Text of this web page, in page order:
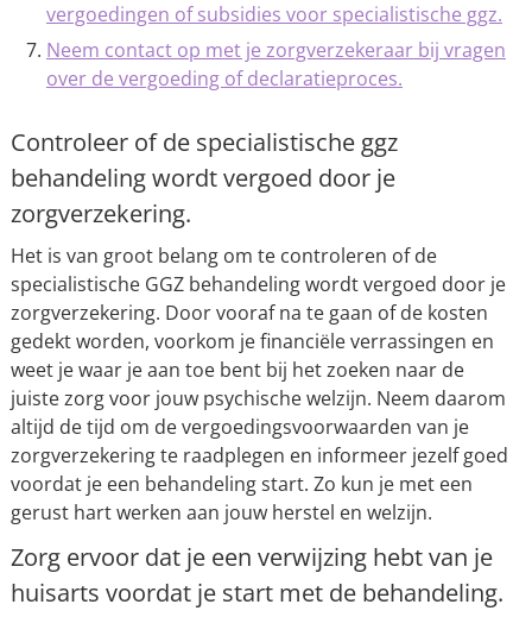
vergoedingen of subsidies voor specialistische ggz.
Neem contact op met je zorgverzekeraar bij vragen
over de vergoeding of declaratieproces.
Controleer of de specialistische ggz
behandeling wordt vergoed door je
zorgverzekering.
Het is van groot belang om te controleren of de
specialistische GGZ behandeling wordt vergoed door je
zorgverzekering. Door vooraf na te gaan of de kosten
gedekt worden, voorkom je financiële verrassingen en
weet je waar je aan toe bent bij het zoeken naar de
juiste zorg voor jouw psychische welzijn. Neem daarom
altijd de tijd om de vergoedingsvoorwaarden van je
zorgverzekering te raadplegen en informeer jezelf goed
voordat je een behandeling start. Zo kun je met een
gerust hart werken aan jouw herstel en welzijn.
Zorg ervoor dat je een verwijzing hebt van je
huisarts voordat je start met de behandeling.